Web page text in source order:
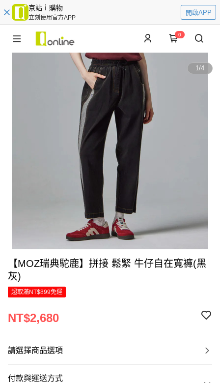
京站ｉ購物
立刻使用官方APP
開啟APP
0
1/4
【MOZ瑞典駝鹿】拼接 鬆緊 牛仔自在寬褲(黑
灰)
超取滿NT$899免運
NT$2,680
請選擇商品選項
付款與運送方式